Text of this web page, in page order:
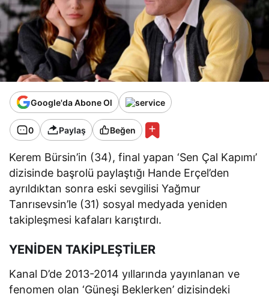
Google'da Abone Ol
0 Paylaş Beğen
Kerem Bürsin’in (34), final yapan ‘Sen Çal Kapımı’
dizisinde başrolü paylaştığı Hande Erçel’den
ayrıldıktan sonra eski sevgilisi Yağmur
Tanrısevsin’le (31) sosyal medyada yeniden
takipleşmesi kafaları karıştırdı.
YENİDEN TAKİPLEŞTİLER
Kanal D’de 2013-2014 yıllarında yayınlanan ve
fenomen olan ‘Güneşi Beklerken’ dizisindeki